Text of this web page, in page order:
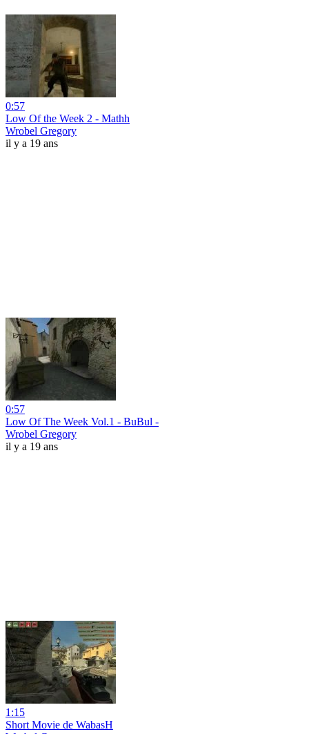
0:57
Low Of the Week 2 - Mathh
Wrobel Gregory
il y a 19 ans
0:57
Low Of The Week Vol.1 - BuBul -
Wrobel Gregory
il y a 19 ans
1:15
Short Movie de WabasH